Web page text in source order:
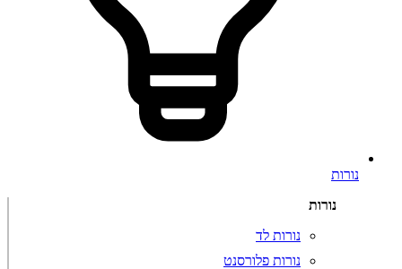
נורות
נורות
נורות לד
נורות פלורסנט